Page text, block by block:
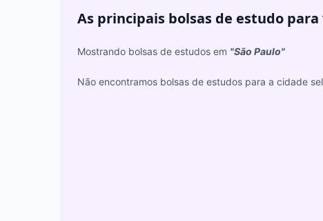
As principais bolsas de estudo para
Mostrando bolsas de estudos em "São Paulo"
Não encontramos bolsas de estudos para a cidade